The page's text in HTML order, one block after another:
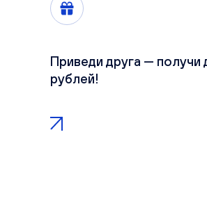
Приведи друга —
рублей!